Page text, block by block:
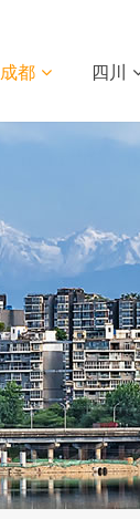
成都 四川